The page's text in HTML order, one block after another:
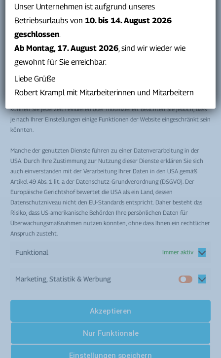
verwalten
Wir setzen Cookies, sowie weitere Technologien auf dieser Webseite ein. Ein
Teil davon ist unerlässlich, andere Technologien dienen dazu, das
Nutzererlebnis und die Qualität der Webseite zu steigern. Es kann sein, dass
persönliche Daten wie z.B. IP-Adressen verarbeitet werden, etwa für
individualisierte Werbung oder zur Messung der Wirksamkeit von Inhalten.
Mehr Details zur Verwendung Ihrer Daten finden Sie in unserer
Datenschutzerklärung. Sie sind nicht verpflichtet, der Datensammlung
zuzustimmen, um dieses Angebot in Anspruch zu nehmen. Ihre Entscheidung
können Sie jederzeit revidieren oder modifizieren. Beachten Sie jedoch, dass
je nach Ihrer Einstellungen einige Funktionen der Website eingeschränkt sein
könnten.
Manche der genutzten Dienste führen zu einer Datenverarbeitung in der
USA. Durch Ihre Zustimmung zur Nutzung dieser Dienste erklären Sie sich
auch einverstanden mit der Verarbeitung Ihrer Daten in den USA gemäß
Artikel 49 Abs. 1 lit. a der Datenschutz-Grundverordnung (DSGVO). Der
Europäische Gerichtshof bewertet die USA als ein Land, dessen
Datenschutzniveau nicht den EU-Standards entspricht. Daher besteht das
Risiko, dass US-amerikanische Behörden Ihre persönlichen Daten für
Überwachungsmaßnahmen nutzen könnten, ohne dass Ihnen ein rechtlicher
Anspruch zusteht.
Funktional Immer aktiv
Marketing, Statistik & Werbung
Werbung
Akzeptieren
Nur Funktionale
Einstellungen speichern
Seiten
Home
Service
Die Marke Krampl ®
Kontakt
Kontakt
T:+43 316 29 63 01
E:office@hygieneloesungen.at
Hier finden Sie uns
Mag. Robert Krampl e.U.
Philipsstraße 44
A-8403 Lebring
AGB|Impressum|Datenschutz| Website made with passion
Unser Unternehmen ist aufgrund unseres
Betriebsurlaubs von 10. bis 14. August 2026
geschlossen.
Ab Montag, 17. August 2026 , sind wir wieder wie
gewohnt für Sie erreichbar.
Liebe Grüße
Robert Krampl mit Mitarbeiterinnen und Mitarbeitern